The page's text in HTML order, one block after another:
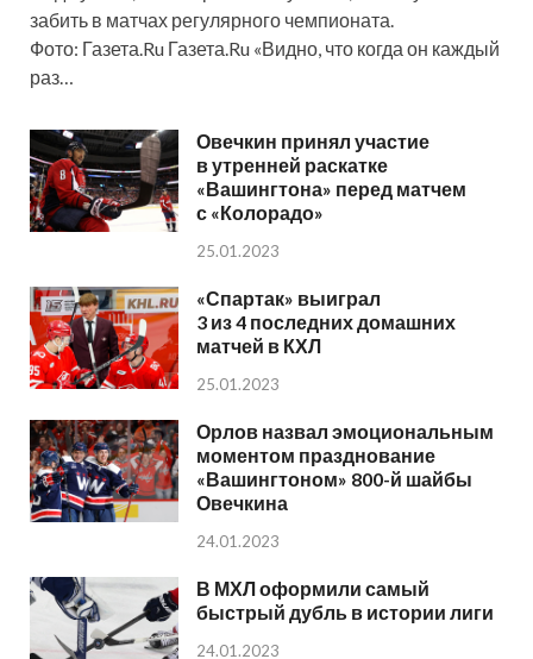
забить в матчах регулярного чемпионата.
Фото: Газета.Ru Газета.Ru «Видно, что когда он каждый
раз…
Овечкин принял участие
в утренней раскатке
«Вашингтона» перед матчем
с «Колорадо»
25.01.2023
«Спартак» выиграл
3 из 4 последних домашних
матчей в КХЛ
25.01.2023
Орлов назвал эмоциональным
моментом празднование
«Вашингтоном» 800-й шайбы
Овечкина
24.01.2023
В МХЛ оформили самый
быстрый дубль в истории лиги
24.01.2023